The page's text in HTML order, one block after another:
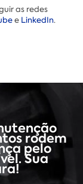
as redes
e LinkedIn.
rodem
pelo
Sua